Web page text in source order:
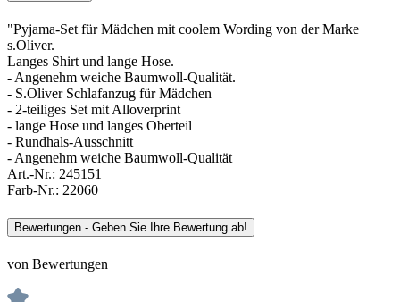
"Pyjama-Set für Mädchen mit coolem Wording von der Marke
s.Oliver.
Langes Shirt und lange Hose.
- Angenehm weiche Baumwoll-Qualität.
- S.Oliver Schlafanzug für Mädchen
- 2-teiliges Set mit Alloverprint
- lange Hose und langes Oberteil
- Rundhals-Ausschnitt
- Angenehm weiche Baumwoll-Qualität
Art.-Nr.: 245151
Farb-Nr.: 22060
Bewertungen - Geben Sie Ihre Bewertung ab!
von Bewertungen